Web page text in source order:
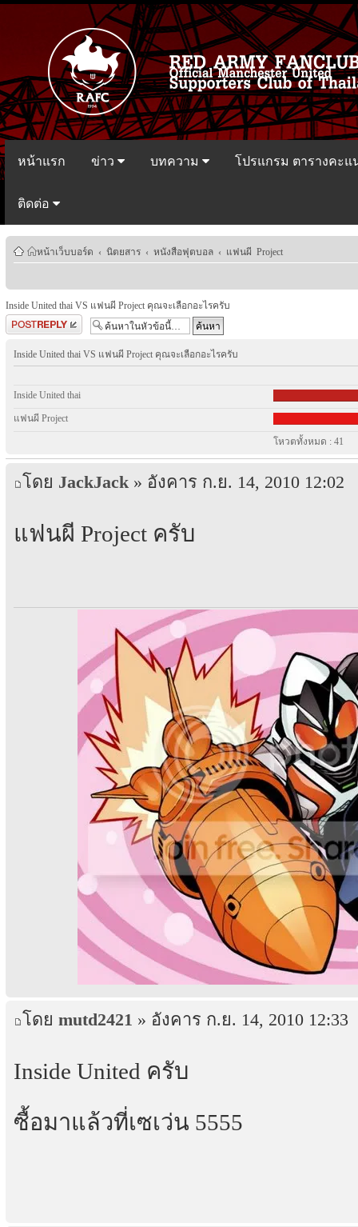
หน้าแรก ข่าว บทความ โปรแกรม ตารางคะ
ติดต่อ
หน้าเว็บบอร์ด ‹ นิตยสาร ‹ หนังสือฟุตบอล ‹ แฟนผี Project
Inside United thai VS แฟนผี Project คุณจะเลือกอะไรครับ
ตอบกระทู้
Inside United thai VS แฟนผี Project คุณจะเลือกอะไรครับ
Inside United thai
แฟนผี Project
โหวตทั้งหมด : 41
โดย JackJack » อังคาร ก.ย. 14, 2010 12:02
แฟนผี Project ครับ
โดย mutd2421 » อังคาร ก.ย. 14, 2010 12:33
Inside United ครับ
ซื้อมาแล้วที่เซเว่น 5555